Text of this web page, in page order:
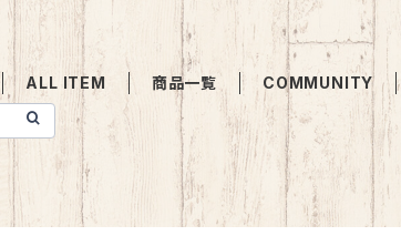
ALL ITEM 商品一覧
COMMUNITY